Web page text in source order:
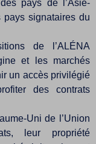
pays de l’Asie-
signataires du
de l’ALÉNA
et les marchés
un accès privilégié
des contrats
Uni de l’Union
leur propriété